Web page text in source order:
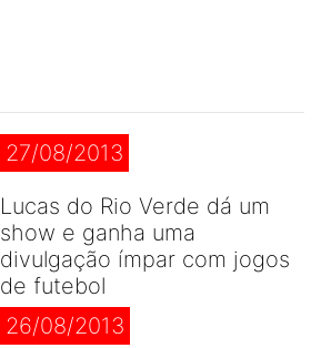
27/08/2013
Lucas do Rio Verde dá um
show e ganha uma
divulgação ímpar com jogos
de futebol
26/08/2013